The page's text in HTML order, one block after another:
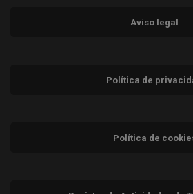
Aviso legal
Política de
Política de